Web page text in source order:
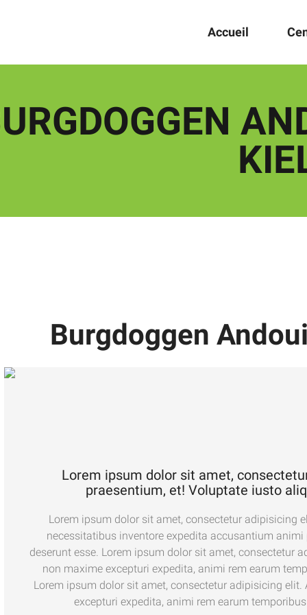
Accueil
Burgdoggen
Lorem ipsum dolor sit amet,
praesentium, et! Voluptate iusto
Lorem ipsum dolor sit amet, consectetur adipisicing
necessitatibus inventore expedita accusantium
deserunt esse. Lorem ipsum dolor sit amet, consectetur
non maxime excepturi expedita, animi rem earum
Lorem ipsum dolor sit amet, consectetur adipisicing
excepturi expedita, animi rem earum